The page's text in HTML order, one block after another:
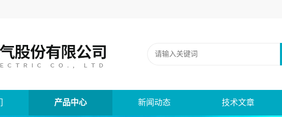
产品中心 新闻动态 技术文章